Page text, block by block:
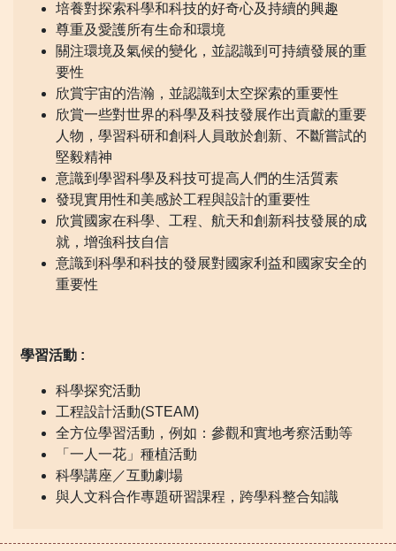
培養對探索科學和科技的好奇心及持續的興趣
尊重及愛護所有生命和環境
關注環境及氣候的變化，並認識到可持續發展的重
要性
欣賞宇宙的浩瀚，並認識到太空探索的重要性
欣賞一些對世界的科學及科技發展作出貢獻的重要
人物，學習科研和創科人員敢於創新、不斷嘗試的
堅毅精神
意識到學習科學及科技可提高人們的生活質素
發現實用性和美感於工程與設計的重要性
欣賞國家在科學、工程、航天和創新科技發展的成
就，增強科技自信
意識到科學和科技的發展對國家利益和國家安全的
重要性
學習活動 :
科學探究活動
工程設計活動(STEAM)
全方位學習活動，例如：參觀和實地考察活動等
「一人一花」種植活動
科學講座／互動劇場
與人文科合作專題研習課程，跨學科整合知識